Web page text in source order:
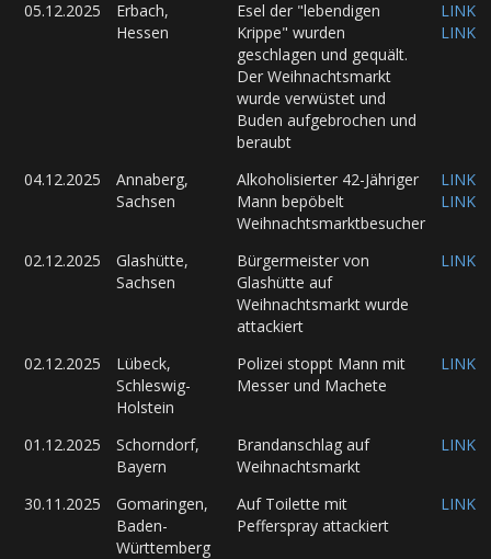
05.12.2025
Erbach,
Hessen
Esel der "lebendigen
Krippe" wurden
geschlagen und gequält.
Der Weihnachtsmarkt
wurde verwüstet und
Buden aufgebrochen und
beraubt
LINK
LINK
04.12.2025
Annaberg,
Sachsen
Alkoholisierter 42-Jähriger
Mann bepöbelt
Weihnachtsmarktbesucher
LINK
LINK
02.12.2025
Glashütte,
Sachsen
Bürgermeister von
Glashütte auf
Weihnachtsmarkt wurde
attackiert
LINK
02.12.2025
Lübeck,
Schleswig-
Holstein
Polizei stoppt Mann mit
Messer und Machete
LINK
01.12.2025
Schorndorf,
Bayern
Brandanschlag auf
Weihnachtsmarkt
LINK
30.11.2025
Gomaringen,
Baden-
Württemberg
Auf Toilette mit
Pefferspray attackiert
LINK